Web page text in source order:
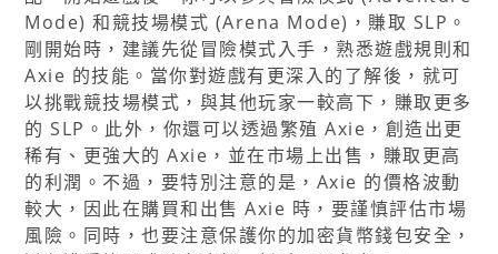
Mode) 和競技場模式 (Arena Mode)，賺取 SLP。
剛開始時，建議先從冒險模式入手，熟悉遊戲規則和
Axie 的技能。當你對遊戲有更深入的了解後，就可
以挑戰競技場模式，與其他玩家一較高下，賺取更多
的 SLP。此外，你還可以透過繁殖 Axie，創造出更
稀有、更強大的 Axie，並在市場上出售，賺取更高
的利潤。不過，要特別注意的是，Axie 的價格波動
較大，因此在購買和出售 Axie 時，要謹慎評估市場
風險。同時，也要注意保護你的加密貨幣錢包安全，